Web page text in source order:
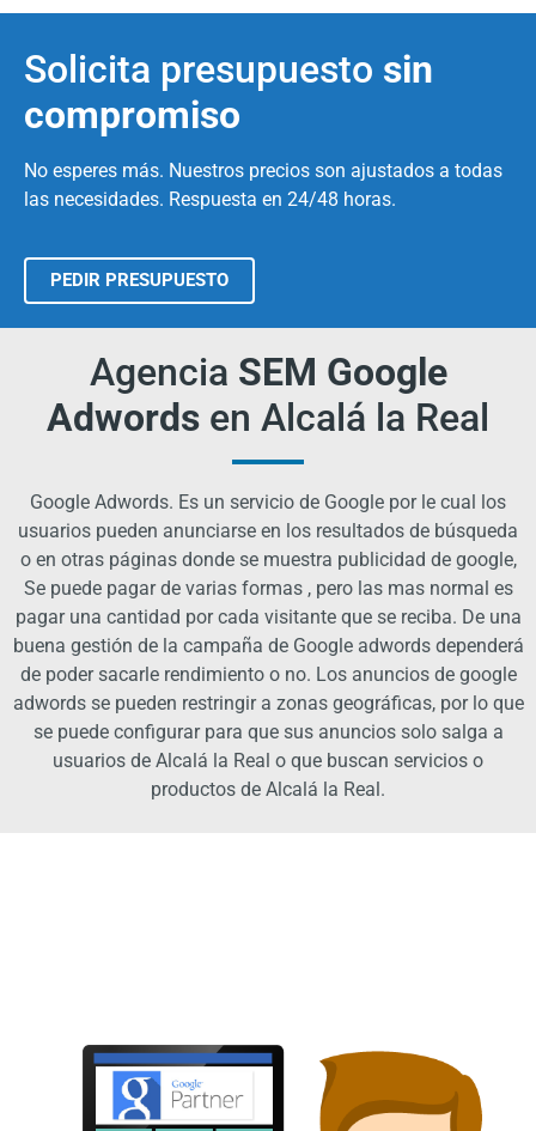
Solicita presupuesto sin
compromiso
No esperes más. Nuestros precios son ajustados a todas
las necesidades. Respuesta en 24/48 horas.
PEDIR PRESUPUESTO
Agencia SEM Google
Adwords en Alcalá la Real
Google Adwords. Es un servicio de Google por le cual los
usuarios pueden anunciarse en los resultados de búsqueda
o en otras páginas donde se muestra publicidad de google,
Se puede pagar de varias formas , pero las mas normal es
pagar una cantidad por cada visitante que se reciba. De una
buena gestión de la campaña de Google adwords dependerá
de poder sacarle rendimiento o no. Los anuncios de google
adwords se pueden restringir a zonas geográficas, por lo que
se puede configurar para que sus anuncios solo salga a
usuarios de Alcalá la Real o que buscan servicios o
productos de Alcalá la Real.